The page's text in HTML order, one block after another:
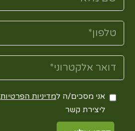
אני מסכים/ה למדיניות הפרטיות
ליצירת קשר